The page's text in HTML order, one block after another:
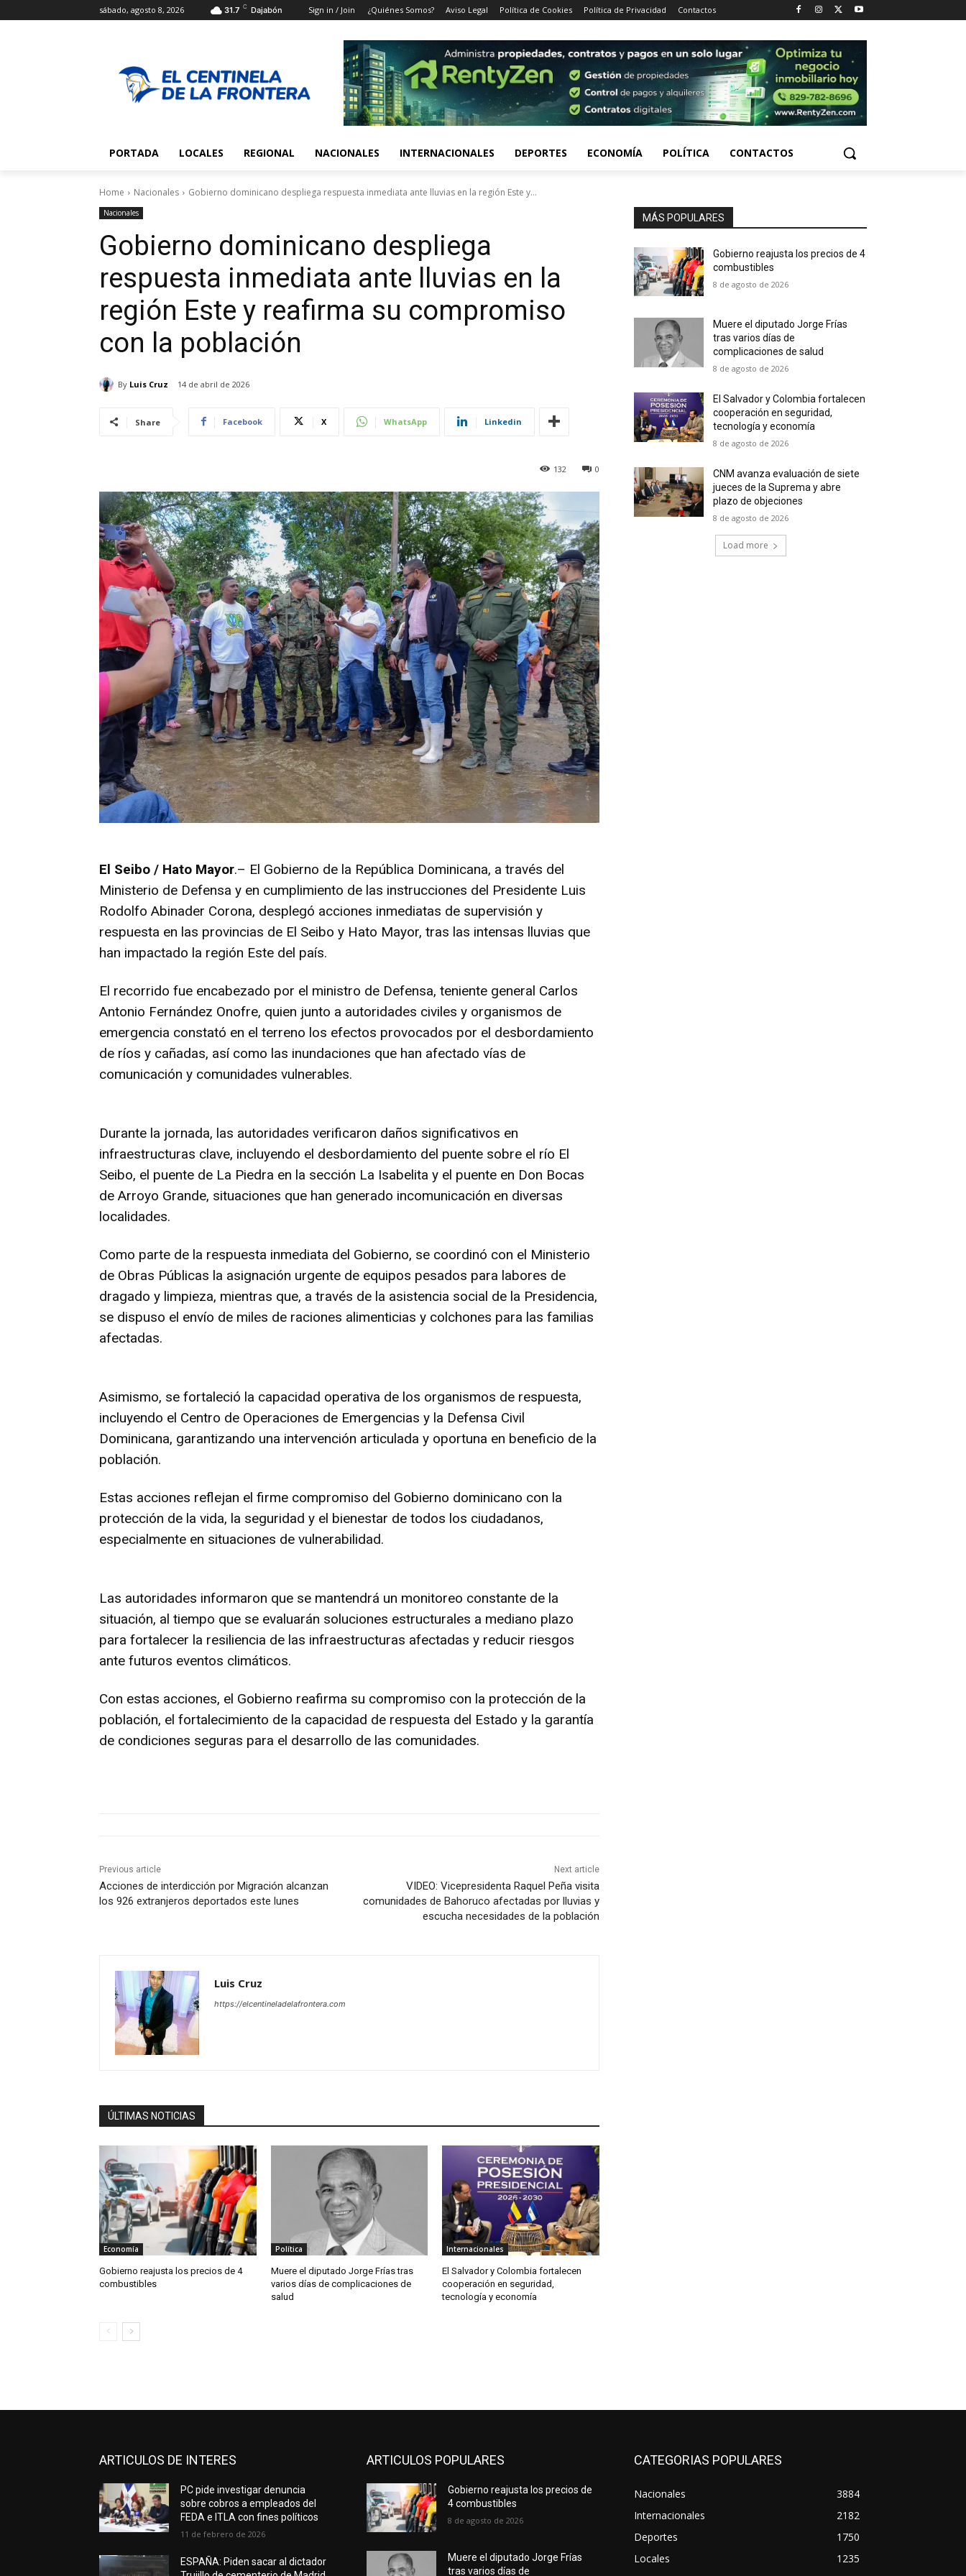
sábado, agosto 8, 2026 31.7 C Dajabón Sign in / Join ¿Quiénes Somos? Aviso Legal Política de Cookies Política de Privacidad Contactos
PORTADA LOCALES REGIONAL NACIONALES INTERNACIONALES DEPORTES ECONOMÍA POLÍTICA CONTACTOS
Home Nacionales Gobierno dominicano despliega respuesta inmediata ante lluvias en la región Este y...
Nacionales
Gobierno dominicano despliega
respuesta inmediata ante lluvias en la
región Este y reafirma su compromiso
con la población
By Luis Cruz 14 de abril de 2026
Share Facebook X WhatsApp Linkedin
0
132
El Seibo / Hato Mayor.– El Gobierno de la República Dominicana, a través del
Ministerio de Defensa y en cumplimiento de las instrucciones del Presidente Luis
Rodolfo Abinader Corona, desplegó acciones inmediatas de supervisión y
respuesta en las provincias de El Seibo y Hato Mayor, tras las intensas lluvias que
han impactado la región Este del país.
El recorrido fue encabezado por el ministro de Defensa, teniente general Carlos
Antonio Fernández Onofre, quien junto a autoridades civiles y organismos de
emergencia constató en el terreno los efectos provocados por el desbordamiento
de ríos y cañadas, así como las inundaciones que han afectado vías de
comunicación y comunidades vulnerables.
Durante la jornada, las autoridades verificaron daños significativos en
infraestructuras clave, incluyendo el desbordamiento del puente sobre el río El
Seibo, el puente de La Piedra en la sección La Isabelita y el puente en Don Bocas
de Arroyo Grande, situaciones que han generado incomunicación en diversas
localidades.
Como parte de la respuesta inmediata del Gobierno, se coordinó con el Ministerio
de Obras Públicas la asignación urgente de equipos pesados para labores de
dragado y limpieza, mientras que, a través de la asistencia social de la Presidencia,
se dispuso el envío de miles de raciones alimenticias y colchones para las familias
afectadas.
Asimismo, se fortaleció la capacidad operativa de los organismos de respuesta,
incluyendo el Centro de Operaciones de Emergencias y la Defensa Civil
Dominicana, garantizando una intervención articulada y oportuna en beneficio de la
población.
Estas acciones reflejan el firme compromiso del Gobierno dominicano con la
protección de la vida, la seguridad y el bienestar de todos los ciudadanos,
especialmente en situaciones de vulnerabilidad.
Las autoridades informaron que se mantendrá un monitoreo constante de la
situación, al tiempo que se evaluarán soluciones estructurales a mediano plazo
para fortalecer la resiliencia de las infraestructuras afectadas y reducir riesgos
ante futuros eventos climáticos.
Con estas acciones, el Gobierno reafirma su compromiso con la protección de la
población, el fortalecimiento de la capacidad de respuesta del Estado y la garantía
de condiciones seguras para el desarrollo de las comunidades.
Previous article
Acciones de interdicción por Migración alcanzan
los 926 extranjeros deportados este lunes
Next article
VIDEO: Vicepresidenta Raquel Peña visita
comunidades de Bahoruco afectadas por lluvias y
escucha necesidades de la población
Luis Cruz
https://elcentineladelafrontera.com
ÚLTIMAS NOTICIAS
Economía
Gobierno reajusta los precios de 4
combustibles
Política
Muere el diputado Jorge Frías tras
varios días de complicaciones de
salud
Internacionales
El Salvador y Colombia fortalecen
cooperación en seguridad,
tecnología y economía
MÁS POPULARES
Gobierno reajusta los precios de 4
combustibles
8 de agosto de 2026
Muere el diputado Jorge Frías
tras varios días de
complicaciones de salud
8 de agosto de 2026
El Salvador y Colombia fortalecen
cooperación en seguridad,
tecnología y economía
8 de agosto de 2026
CNM avanza evaluación de siete
jueces de la Suprema y abre
plazo de objeciones
8 de agosto de 2026
Load more
ARTICULOS DE INTERES
PC pide investigar denuncia
sobre cobros a empleados del
FEDA e ITLA con fines políticos
11 de febrero de 2026
ESPAÑA: Piden sacar al dictador
ARTICULOS POPULARES
Gobierno reajusta los precios de
4 combustibles
8 de agosto de 2026
Muere el diputado Jorge Frías
tras varios días de
CATEGORIAS POPULARES
Nacionales
3884
Internacionales
2182
Deportes
1750
Locales
1235